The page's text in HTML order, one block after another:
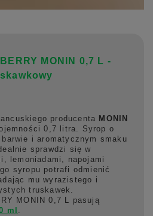
MONIN 0,7 L -
producenta MONIN
0,7 litra. Syrop o
i aromatycznym smaku
sprawdzi się w
lemoniadami, napojami
syropu potrafi odmienić
mu wyrazistego i
truskawek.
MONIN 0,7 L pasują
ml .